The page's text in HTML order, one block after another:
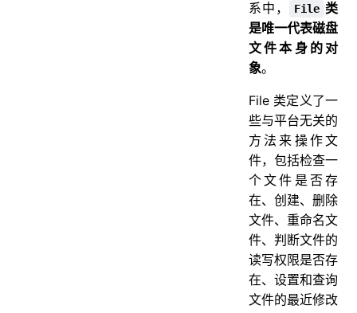
系中，
File 类
是唯一代表磁盘
文件本身的对
象。
File 类定义了一
些与平台无关的
方法来操作文
件，包括检查一
个文件是否存
在、创建、删除
文件、重命名文
件、判断文件的
读写权限是否存
在、设置和查询
文件的最近修改